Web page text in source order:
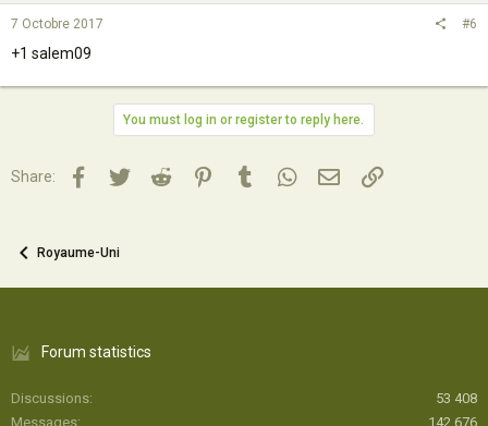
7 Octobre 2017 #6
+1 salem09
You must log in or register to reply here.
Share: Facebook
TwitterReddit PinterestTumblrWhatsApp
Email Lien
Royaume-Uni
Forum statistics
Discussions
53 408
Messages
142 676